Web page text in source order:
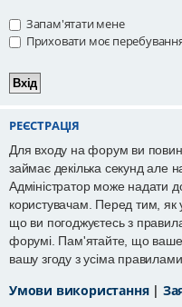
Запам'ятати мене
Приховати моє
РЕЄСТРАЦІЯ
Для входу на форум ви
займає декілька секунд але
Адміністратор може надати
користувачам. Перед тим, як
що ви погоджуєтесь з
форумі. Пам'ятайте, що
вашу згоду з усіма
Умови використання|